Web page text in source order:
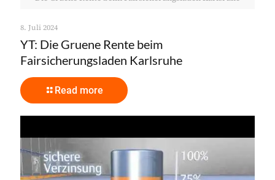
8. Juli 2024
YT: Die Gruene Rente beim
Fairsicherungsladen Karlsruhe
Read more